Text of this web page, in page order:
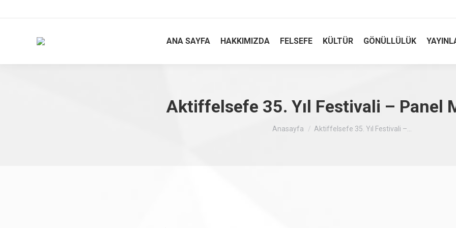
ANA SAYFA HAKKIMIZDA FELSEFE KÜLTÜR GÖNÜLLÜLÜK
Aktiffelsefe 35. Yıl Festivali – Panel
Buradasınız :
Anasayfa Aktiffelsefe 35. Yıl Festivali –…